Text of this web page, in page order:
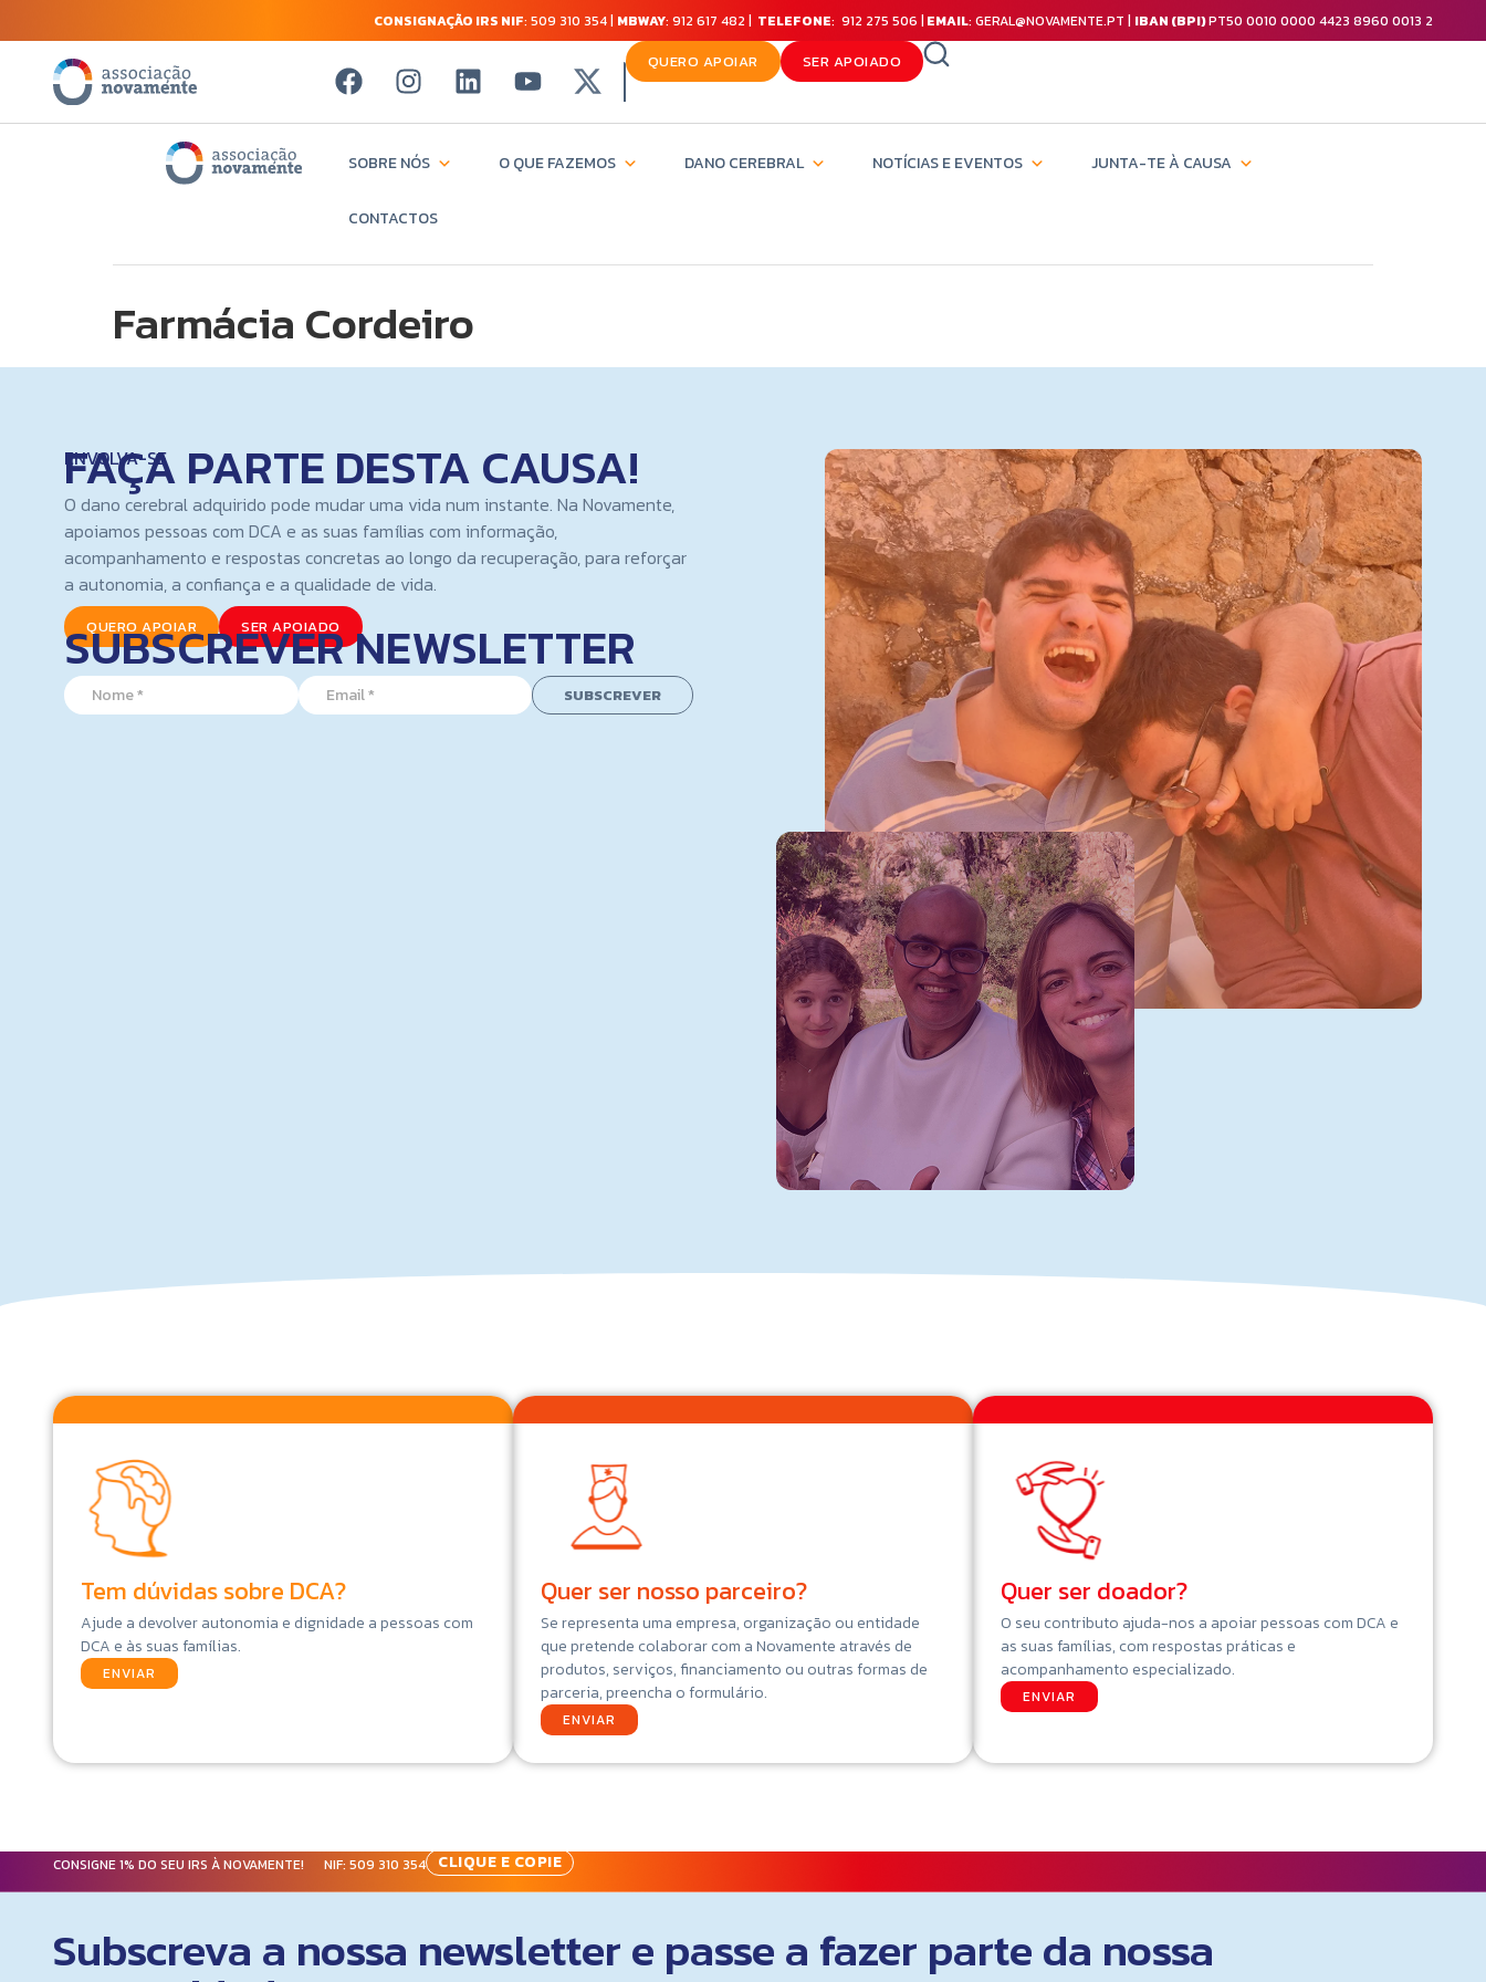
CONSIGNAÇÃO IRS NIF: 509 310 354 | MBWAY: 912 617 482 | TELEFONE: 912 275 506 | EMAIL: GERAL@NOVAMENTE.PT | IBAN (BPI)PT50 0010 0000 4423 8960 0013 2
QUERO APOIAR SER APOIADO
SOBRE NÓS O QUE FAZEMOS DANO CEREBRAL NOTÍCIAS E EVENTOS JUNTA-TE À CAUSA
CONTACTOS
Farmácia Cordeiro
ENVOLVA-SE
FAÇA PARTE DESTA CAUSA!
O dano cerebral adquirido pode mudar uma vida num instante. Na Novamente,
apoiamos pessoas com DCA e as suas famílias com informação,
acompanhamento e respostas concretas ao longo da recuperação, para reforçar
a autonomia, a confiança e a qualidade de vida.
QUERO APOIAR SER APOIADO
SUBSCREVER NEWSLETTER
N
a
E
m
a
E
m SUBSCREVER
Tem dúvidas sobre DCA?
Ajude a devolver autonomia e dignidade a pessoas com
DCA e às suas famílias.
ENVIAR
Quer ser nosso parceiro?
Se representa uma empresa, organização ou entidade
que pretende colaborar com a Novamente através de
produtos, serviços, financiamento ou outras formas de
parceria, preencha o formulário.
ENVIAR
Quer ser doador?
O seu contributo ajuda-nos a apoiar pessoas com DCA e
as suas famílias, com respostas práticas e
acompanhamento especializado.
ENVIAR
CONSIGNE 1% DO SEU IRS À NOVAMENTE! NIF: 509 310 354 CLIQUE E COPIE
Subscreva a nossa newsletter e passe a fazer parte da nossa